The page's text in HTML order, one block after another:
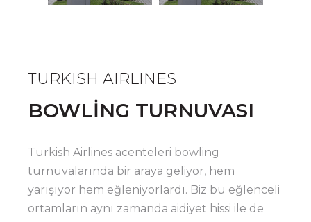
TURKISH AIRLINES
BOWLİNG TURNUVASI
Turkish Airlines acenteleri bowling
turnuvalarında bir araya geliyor, hem
yarışıyor hem eğleniyorlardı. Biz bu eğlenceli
ortamların aynı zamanda aidiyet hissi ile de